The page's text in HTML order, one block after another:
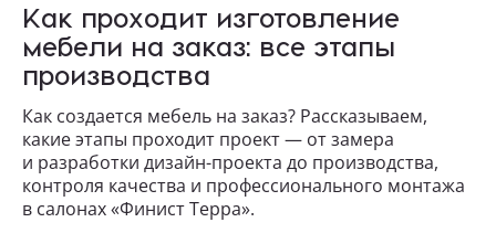
Как проходит изготовление
мебели на заказ: все этапы
производства
Как создается мебель на заказ? Рассказываем,
какие этапы проходит проект — от замера
и разработки дизайн-проекта до производства,
контроля качества и профессионального монтажа
в салонах «Финист Терра».